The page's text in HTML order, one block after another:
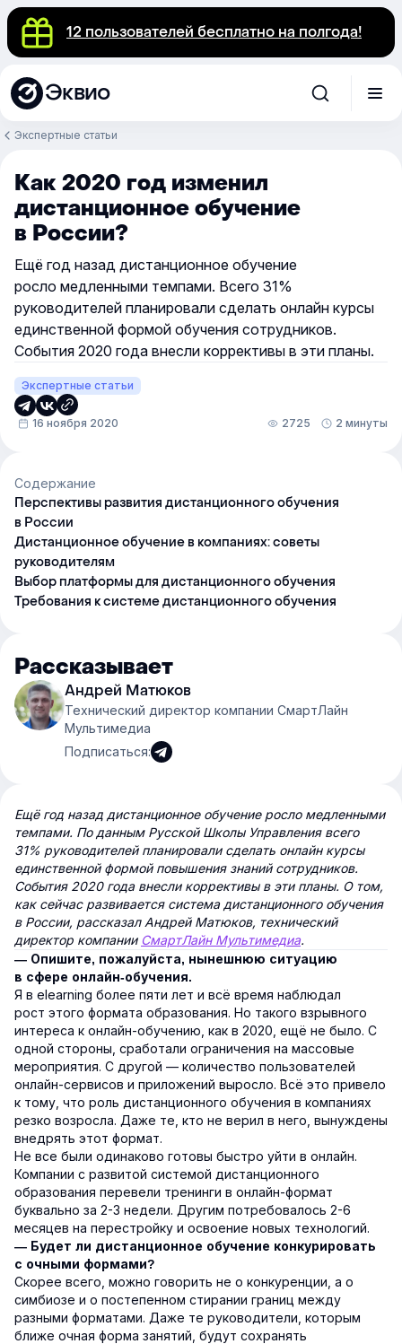
12 пользователей бесплатно на полгода!
Эквио
Экспертные статьи
Как 2020 год изменил
дистанционное обучение
в России?
Ещё год назад дистанционное обучение
росло медленными темпами. Всего 31%
руководителей планировали сделать онлайн курсы
единственной формой обучения сотрудников.
События 2020 года внесли коррективы в эти планы.
Экспертные статьи
16 ноября 2020 2725 2 минуты
Содержание
Перспективы развития дистанционного обучения
в России
Дистанционное обучение в компаниях: советы
руководителям
Выбор платформы для дистанционного обучения
Требования к системе дистанционного обучения
Рассказывает
Андрей Матюков
Технический директор компании СмартЛайн
Мультимедиа
Подписаться:
Ещё год назад дистанционное обучение росло медленными
темпами. По данным Русской Школы Управления всего
31% руководителей планировали сделать онлайн курсы
единственной формой повышения знаний сотрудников.
События 2020 года внесли коррективы в эти планы. О том,
как сейчас развивается система дистанционного обучения
в России, рассказал Андрей Матюков, технический
директор компании СмартЛайн Мультимедиа.
— Опишите, пожалуйста, нынешнюю ситуацию
в сфере онлайн-обучения.
Я в elearning более пяти лет и всё время наблюдал
рост этого формата образования. Но такого взрывного
интереса к онлайн-обучению, как в 2020, ещё не было. С
одной стороны, сработали ограничения на массовые
мероприятия. С другой — количество пользователей
онлайн-сервисов и приложений выросло. Всё это привело
к тому, что роль дистанционного обучения в компаниях
резко возросла. Даже те, кто не верил в него, вынуждены
внедрять этот формат.
Не все были одинаково готовы быстро уйти в онлайн.
Компании с развитой системой дистанционного
образования перевели тренинги в онлайн-формат
буквально за 2-3 недели. Другим потребовалось 2-6
месяцев на перестройку и освоение новых технологий.
— Будет ли дистанционное обучение конкурировать
с очными формами?
Скорее всего, можно говорить не о конкуренции, а о
симбиозе и о постепенном стирании границ между
разными форматами. Даже те руководители, которым
ближе очная форма занятий, будут сохранять